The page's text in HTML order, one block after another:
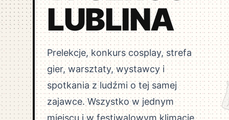
LUBLINA
Prelekcje, konkurs cosplay, strefa
gier, warsztaty, wystawcy i
spotkania z ludźmi o tej samej
zajawce. Wszystko w jednym
miejscu i w festiwalowym klimacie.